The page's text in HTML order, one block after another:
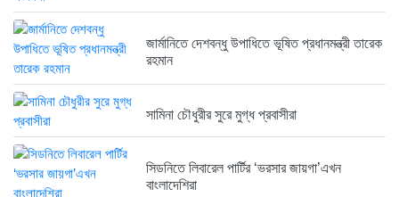
জার্মানিতে দেশবন্ধু উপাধিতে ভূষিত প্রধানমন্ত্রী তারেক
রহমান
সামিনা চৌধুরীর সুরে মুগ্ধ প্রবাসীরা
সিডনিতে লিবারেল পার্টির ‘ভরসার জায়গা’এখন
বাংলাদেশিরা